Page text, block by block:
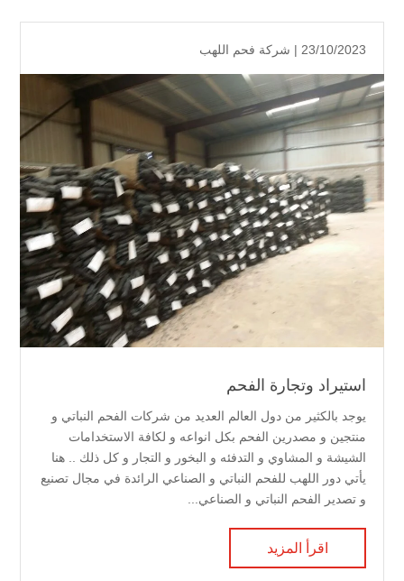
23/10/2023 | شركة فحم اللهب
استيراد وتجارة الفحم
يوجد بالكثير من دول العالم العديد من شركات الفحم النباتي و
منتجين و مصدرين الفحم بكل انواعه و لكافة الاستخدامات
الشيشة و المشاوي و التدفئه و البخور و التجار و كل ذلك .. هنا
يأتي دور اللهب للفحم النباتي و الصناعي الرائدة في مجال تصنيع
و تصدير الفحم النباتي و الصناعي...
اقرأ المزيد